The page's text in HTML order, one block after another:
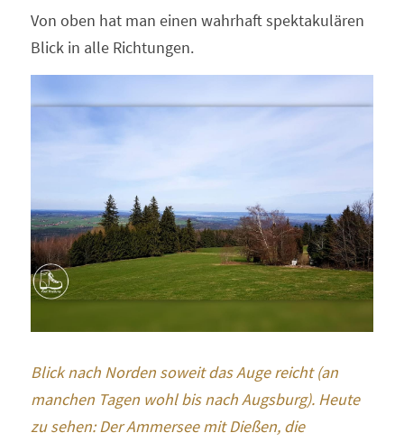
Von oben hat man einen wahrhaft spektakulären
Blick in alle Richtungen.
Blick nach Norden soweit das Auge reicht (an
manchen Tagen wohl bis nach Augsburg). Heute
zu sehen: Der Ammersee mit Dießen, die